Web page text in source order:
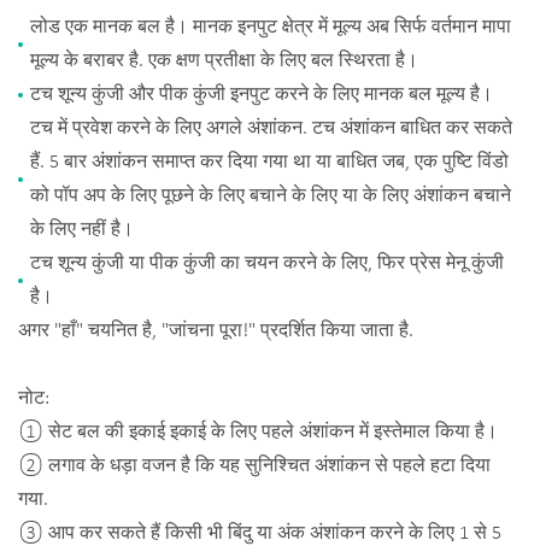
लोड एक मानक बल है। मानक इनपुट क्षेत्र में मूल्य अब सिर्फ वर्तमान मापा
मूल्य के बराबर है. एक क्षण प्रतीक्षा के लिए बल स्थिरता है।
टच शून्य कुंजी और पीक कुंजी इनपुट करने के लिए मानक बल मूल्य है।
टच में प्रवेश करने के लिए अगले अंशांकन. टच अंशांकन बाधित कर सकते
हैं. 5 बार अंशांकन समाप्त कर दिया गया था या बाधित जब, एक पुष्टि विंडो
को पॉप अप के लिए पूछने के लिए बचाने के लिए या के लिए अंशांकन बचाने
के लिए नहीं है।
टच शून्य कुंजी या पीक कुंजी का चयन करने के लिए, फिर प्रेस मेनू कुंजी
है।
अगर "हाँ" चयनित है, "जांचना पूरा!" प्रदर्शित किया जाता है.
नोट:
① सेट बल की इकाई इकाई के लिए पहले अंशांकन में इस्तेमाल किया है।
② लगाव के धड़ा वजन है कि यह सुनिश्चित अंशांकन से पहले हटा दिया
गया.
③ आप कर सकते हैं किसी भी बिंदु या अंक अंशांकन करने के लिए 1 से 5